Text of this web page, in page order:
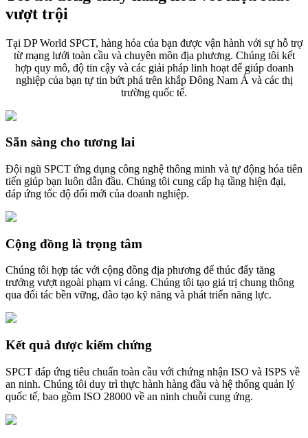
vượt trội
Tại DP World SPCT, hàng hóa của bạn được vận hành với sự hỗ trợ
từ mạng lưới toàn cầu và chuyên môn địa phương. Chúng tôi kết
hợp quy mô, độ tin cậy và các giải pháp linh hoạt để giúp doanh
nghiệp của bạn tự tin bứt phá trên khắp Đông Nam Á và các thị
trường quốc tế.
Sẵn sàng cho tương lai
Đội ngũ SPCT ứng dụng công nghệ thông minh và tự động hóa tiên
tiến giúp bạn luôn dẫn đầu. Chúng tôi cung cấp hạ tầng hiện đại,
đáp ứng tốc độ đổi mới của doanh nghiệp.
Cộng đồng là trọng tâm
Chúng tôi hợp tác với cộng đồng địa phương để thúc đẩy tăng
trưởng vượt ngoài phạm vi cảng. Chúng tôi tạo giá trị chung thông
qua đối tác bền vững, đào tạo kỹ năng và phát triển năng lực.
Kết quả được kiểm chứng
SPCT đáp ứng tiêu chuẩn toàn cầu với chứng nhận ISO và ISPS về
an ninh. Chúng tôi duy trì thực hành hàng đầu và hệ thống quản lý
quốc tế, bao gồm ISO 28000 về an ninh chuỗi cung ứng.